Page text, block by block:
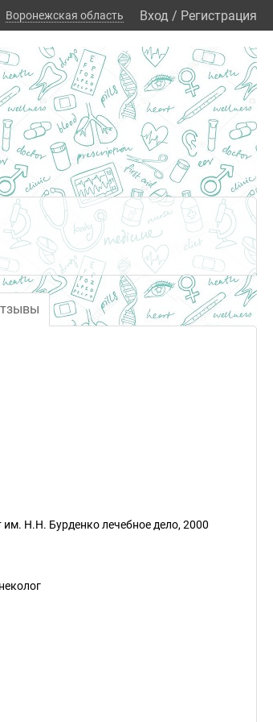
Воронежская область Вход / Регистрация
Н.Н. Бурденко лечебное дело, 2000